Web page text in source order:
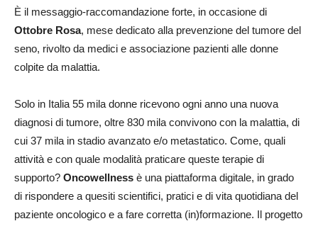
È il messaggio-raccomandazione forte, in occasione di
Ottobre Rosa, mese dedicato alla prevenzione del tumore del
seno, rivolto da medici e associazione pazienti alle donne
colpite da malattia.
Solo in Italia 55 mila donne ricevono ogni anno una nuova
diagnosi di tumore, oltre 830 mila convivono con la malattia, di
cui 37 mila in stadio avanzato e/o metastatico. Come, quali
attività e con quale modalità praticare queste terapie di
supporto? Oncowellness è una piattaforma digitale, in grado
di rispondere a quesiti scientifici, pratici e di vita quotidiana del
paziente oncologico e a fare corretta (in)formazione. Il progetto